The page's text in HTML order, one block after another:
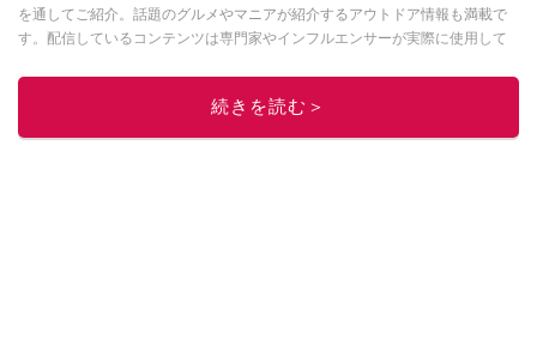
を通してご紹介。話題のグルメやマニアが紹介するアウトドア情報も満載で
す。配信しているコンテンツは専門家やインフルエンサーが実際に使用して
ニュースでフォロー
続きを読む＞